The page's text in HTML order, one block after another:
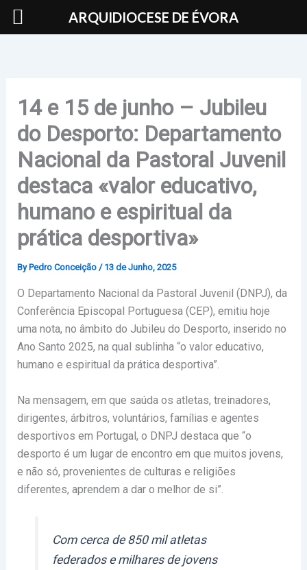
Skip
14 e 15 de junho – Jubileu
do Desporto: Departamento
Nacional da Pastoral Juvenil
destaca «valor educativo,
humano e espiritual da
prática desportiva»
By Pedro Conceição / 13 de Junho, 2025
O Departamento Nacional da Pastoral Juvenil (DNPJ), da
Conferência Episcopal Portuguesa (CEP), emitiu hoje
uma nota, no âmbito do Jubileu do Desporto, inserido no
Ano Santo 2025, na qual sublinha “o valor educativo,
humano e espiritual da prática desportiva”.
Na mensagem, em que saúda os atletas, treinadores,
dirigentes, árbitros, voluntários, famílias e agentes
desportivos em Portugal, o DNPJ destaca que “o
desporto é um lugar de encontro em que muitos jovens,
e não só, provenientes de culturas e religiões
diferentes, aprendem a dar o melhor de si”.
Com cerca de 850 mil atletas
federados e milhares de jovens
ARQUIDIOCESE DE ÉVORA